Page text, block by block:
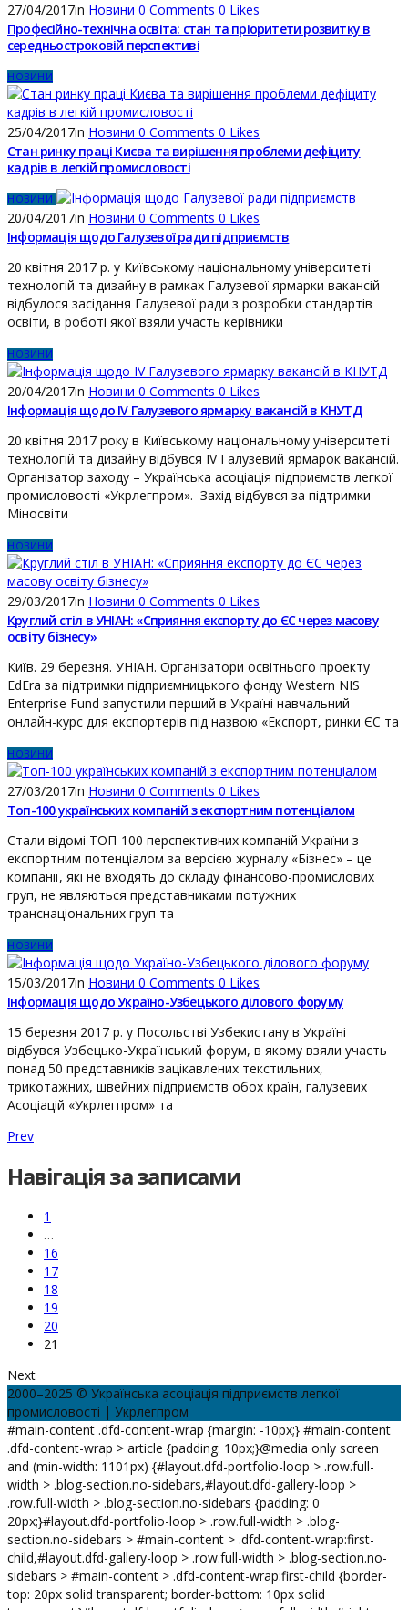
27/04/2017in Новини 0 Comments 0 Likes
Професійно-технічна освіта: стан та пріоритети розвитку в
середньостроковій перспективі
НОВИНИ
25/04/2017in Новини 0 Comments 0 Likes
Стан ринку праці Києва та вирішення проблеми дефіциту
кадрів в легкій промисловості
НОВИНИ
20/04/2017in Новини 0 Comments 0 Likes
Інформація щодо Галузевої ради підприємств
20 квітня 2017 р. у Київському національному університеті
технологій та дизайну в рамках Галузевої ярмарки вакансій
відбулося засідання Галузевої ради з розробки стандартів
освіти, в роботі якої взяли участь керівники
НОВИНИ
20/04/2017in Новини 0 Comments 0 Likes
Інформація щодо IV Галузевого ярмарку вакансій в КНУТД
20 квітня 2017 року в Київському національному університеті
технологій та дизайну відбувся ІV Галузевий ярмарок вакансій.
Організатор заходу – Українська асоціація підприємств легкої
промисловості «Укрлегпром». Захід відбувся за підтримки
Міносвіти
НОВИНИ
29/03/2017in Новини 0 Comments 0 Likes
Круглий стіл в УНІАН: «Сприяння експорту до ЄС через масову
освіту бізнесу»
Київ. 29 березня. УНІАН. Організатори освітнього проекту
EdEra за підтримки підприємницького фонду Western NIS
Enterprise Fund запустили перший в Україні навчальний
онлайн-курс для експортерів під назвою «Експорт, ринки ЄС та
НОВИНИ
27/03/2017in Новини 0 Comments 0 Likes
Топ-100 українських компаній з експортним потенціалом
Стали відомі ТОП-100 перспективних компаній України з
експортним потенціалом за версією журналу «Бізнес» – це
компанії, які не входять до складу фінансово-промислових
груп, не являються представниками потужних
транснаціональних груп та
НОВИНИ
15/03/2017in Новини 0 Comments 0 Likes
Інформація щодо Україно-Узбецького ділового форуму
15 березня 2017 р. у Посольстві Узбекистану в Україні
відбувся Узбецько-Український форум, в якому взяли участь
понад 50 представників зацікавлених текстильних,
трикотажних, швейних підприємств обох країн, галузевих
Асоціацій «Укрлегпром» та
Prev
Навігація за записами
1
…
16
17
18
19
20
21
Next
2000–2025 © Українська асоціація підприємств легкої
промисловості | Укрлегпром
#main-content .dfd-content-wrap {margin: -10px;} #main-content
.dfd-content-wrap > article {padding: 10px;}@media only screen
and (min-width: 1101px) {#layout.dfd-portfolio-loop > .row.full-
width > .blog-section.no-sidebars,#layout.dfd-gallery-loop >
.row.full-width > .blog-section.no-sidebars {padding: 0
20px;}#layout.dfd-portfolio-loop > .row.full-width > .blog-
section.no-sidebars > #main-content > .dfd-content-wrap:first-
child,#layout.dfd-gallery-loop > .row.full-width > .blog-section.no-
sidebars > #main-content > .dfd-content-wrap:first-child {border-
top: 20px solid transparent; border-bottom: 10px solid